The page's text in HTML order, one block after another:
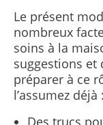
Le présent
nombreux
soins à la
suggestions et
préparer à ce
l’assumez déjà :
Des trucs